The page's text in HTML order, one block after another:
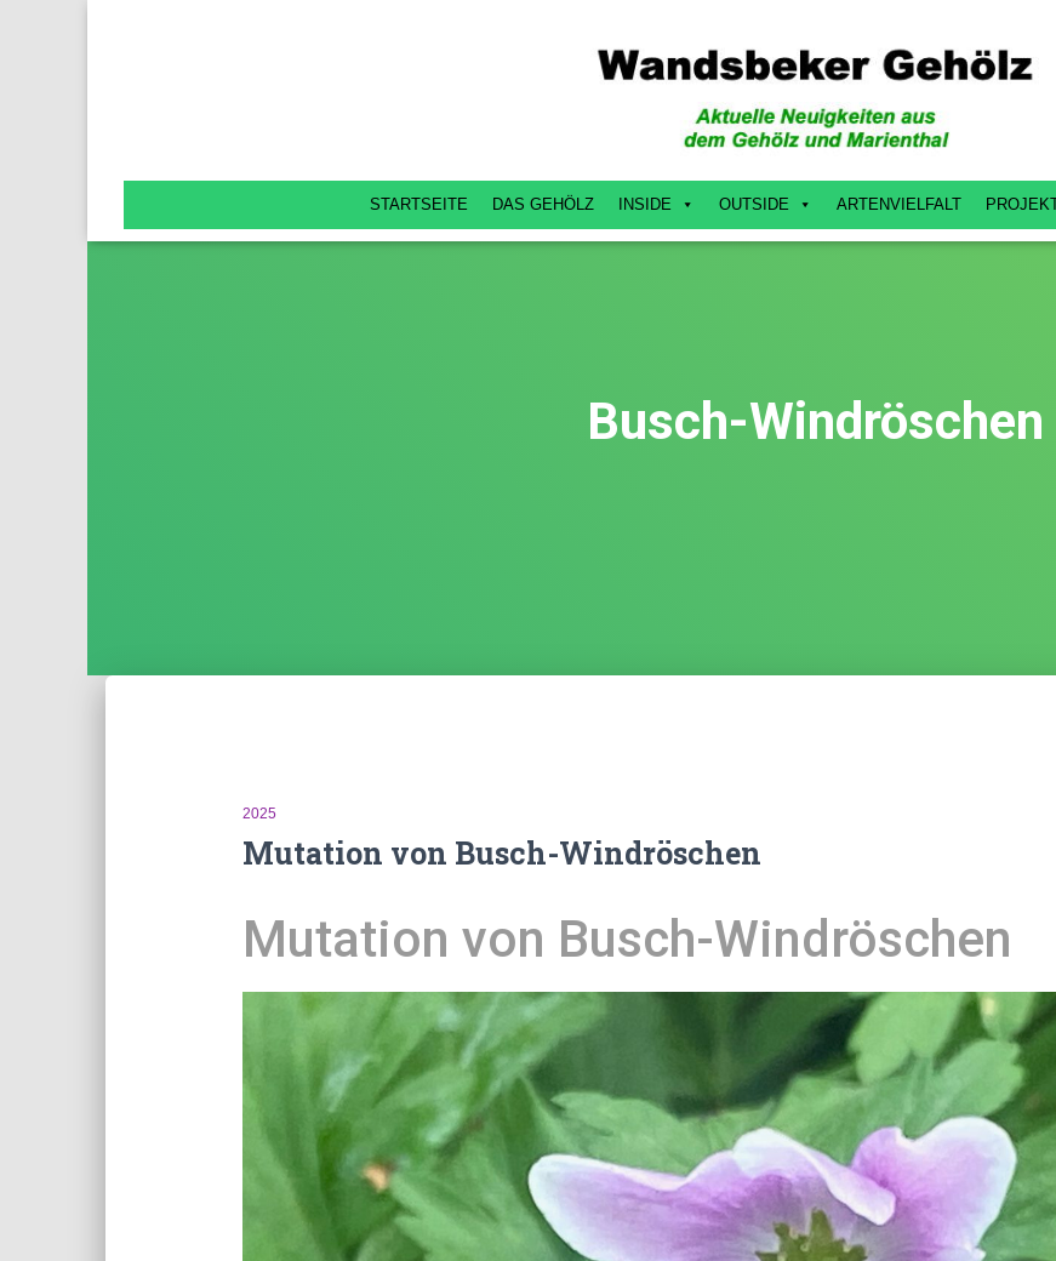
STARTSEITE DAS GEHÖLZ INSIDE OUTSIDE ARTENVIELFALT
Busch-Windröschen
2025
Mutation von Busch-Windröschen
Mutation von Busch-Windröschen